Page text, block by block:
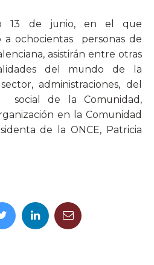
13 de junio, en el que
ochocientas
personas de
asistirán entre otras
del mundo de la
administraciones, del
social de la Comunidad,
en la Comunidad
de la ONCE, Patricia